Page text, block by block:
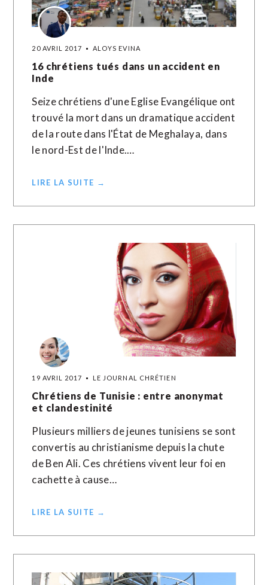
20 AVRIL 2017 ALOYS EVINA
16 chrétiens tués dans un accident en
Inde
Seize chrétiens d'une Eglise Evangélique ont
trouvé la mort dans un dramatique accident
de la route dans l'État de Meghalaya, dans
le nord-Est de l'Inde.…
LIRE LA SUITE →
19 AVRIL 2017 LE JOURNAL CHRÉTIEN
Chrétiens de Tunisie : entre anonymat
et clandestinité
Plusieurs milliers de jeunes tunisiens se sont
convertis au christianisme depuis la chute
de Ben Ali. Ces chrétiens vivent leur foi en
cachette à cause…
LIRE LA SUITE →